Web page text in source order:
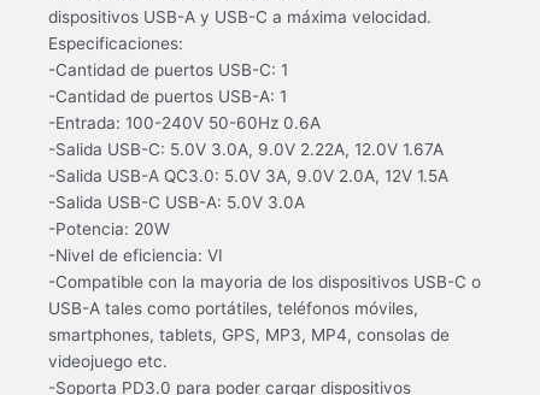
dispositivos USB-A y USB-C a máxima velocidad.
Especificaciones:
-Cantidad de puertos USB-C: 1
-Cantidad de puertos USB-A: 1
-Entrada: 100-240V 50-60Hz 0.6A
-Salida USB-C: 5.0V 3.0A, 9.0V 2.22A, 12.0V 1.67A
-Salida USB-A QC3.0: 5.0V 3A, 9.0V 2.0A, 12V 1.5A
-Salida USB-C USB-A: 5.0V 3.0A
-Potencia: 20W
-Nivel de eficiencia: VI
-Compatible con la mayoria de los dispositivos USB-C o
USB-A tales como portátiles, teléfonos móviles,
smartphones, tablets, GPS, MP3, MP4, consolas de
videojuego etc.
-Soporta PD3.0 para poder cargar dispositivos